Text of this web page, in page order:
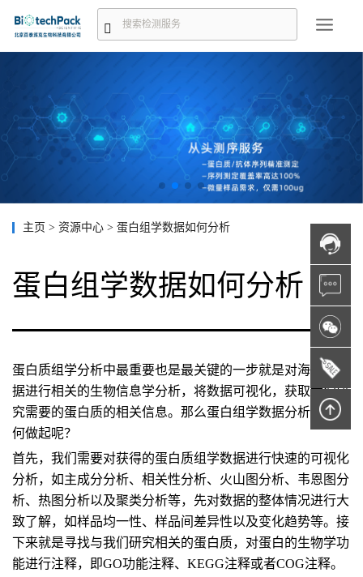
主页 > 资源中心 > 蛋白组学数据如何分析
蛋白组学数据如何分析
蛋白质组学分析中最重要也是最关键的一步就是对海量的数
据进行相关的生物信息学分析，将数据可视化，获取我们研
究需要的蛋白质的相关信息。那么蛋白组学数据分析又该从
何做起呢？
首先，我们需要对获得的蛋白质组学数据进行快速的可视化
分析，如主成分分析、相关性分析、火山图分析、韦恩图分
析、热图分析以及聚类分析等，先对数据的整体情况进行大
致了解，如样品均一性、样品间差异性以及变化趋势等。接
下来就是寻找与我们研究相关的蛋白质，对蛋白的生物学功
能进行注释，即GO功能注释、KEGG注释或者COG注释。